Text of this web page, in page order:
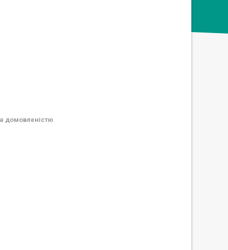
домовленістю